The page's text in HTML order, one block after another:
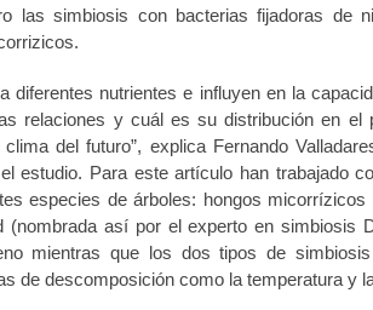
las simbiosis con bacterias fijadoras de
diferentes nutrientes e influyen en la
relaciones y cuál es su distribución en
del futuro”, explica Fernando
estudio. Para este artículo han trabajado
especies de árboles: hongos
(nombrada así por el experto en simbiosis
mientras que los dos tipos de
de descomposición como la temperatura y